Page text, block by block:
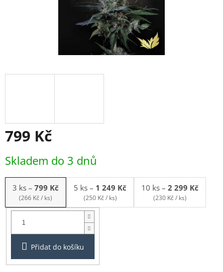
799 Kč
cena:
Skladem do 3 dnů
3 ks – 799 Kč
(266 Kč / ks)
5 ks – 1 249 Kč
(250 Kč / ks)
10 ks – 2 299 Kč
(230 Kč / ks)
Balení:
Přidat do košíku